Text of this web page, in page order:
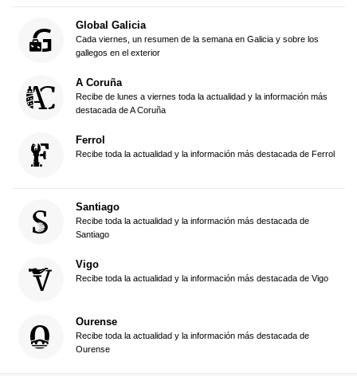
Global Galicia
Cada viernes, un resumen de la semana en Galicia y sobre los
gallegos en el exterior
A Coruña
Recibe de lunes a viernes toda la actualidad y la información más
destacada de A Coruña
Ferrol
Recibe toda la actualidad y la información más destacada de Ferrol
Santiago
Recibe toda la actualidad y la información más destacada de
Santiago
Vigo
Recibe toda la actualidad y la información más destacada de Vigo
Ourense
Recibe toda la actualidad y la información más destacada de
Ourense